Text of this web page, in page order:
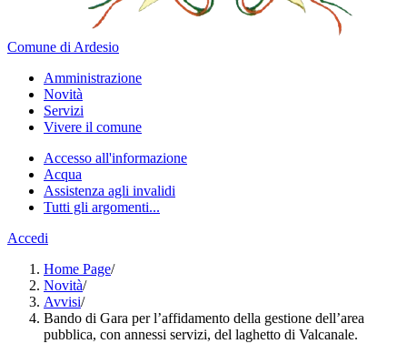
Comune di Ardesio
Amministrazione
Novità
Servizi
Vivere il comune
Accesso all'informazione
Acqua
Assistenza agli invalidi
Tutti gli argomenti...
Accedi
Home Page/
Novità/
Avvisi/
Bando di Gara per l’affidamento della gestione dell’area
pubblica, con annessi servizi, del laghetto di Valcanale.